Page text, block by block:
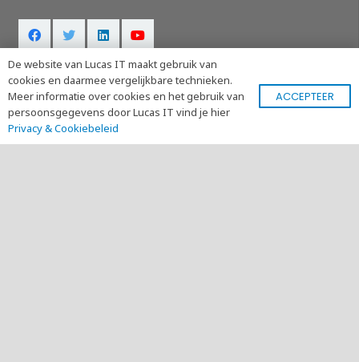
Contact
Tel: +31 (0)546 – 44 23 22
Bereikbaar op ma t/m vrij van 8.30 t/m 17.30 uur
De website van Lucas IT maakt gebruik van
cookies en daarmee vergelijkbare technieken.
Meer informatie over cookies en het gebruik van
persoonsgegevens door Lucas IT vind je hier
Privacy & Cookiebeleid
ACCEPTEER